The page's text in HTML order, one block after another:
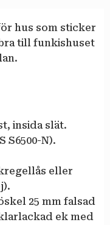
hus som sticker
till funkishuset
insida slät.
S6500-N).
eller
25 mm falsad
ek med